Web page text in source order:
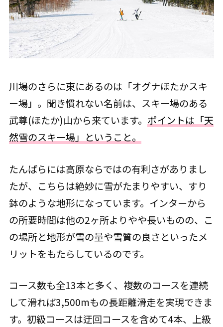
川場のさらに東にあるのは「オグナほたかスキ
ー場」。聞き慣れない名前は、スキー場のある
武尊(ほたか)山から来ています。 ポイントは「天
然雪のスキー場」ということ。
たんばらには高原ならではの有利さがありまし
たが、こちらは絶妙に雪がたまりやすい、すり
鉢のような地形になっています。インターから
の所要時間は他の2ヶ所よりやや長いものの、こ
の場所と地形が雪の量や雪質の良さといったメ
リットをもたらしているのです。
コース数も全13本と多く、複数のコースを連続
して滑れば3,500mもの長距離滑走を実現できま
す。初級コースは迂回コースを含めて4本、上級